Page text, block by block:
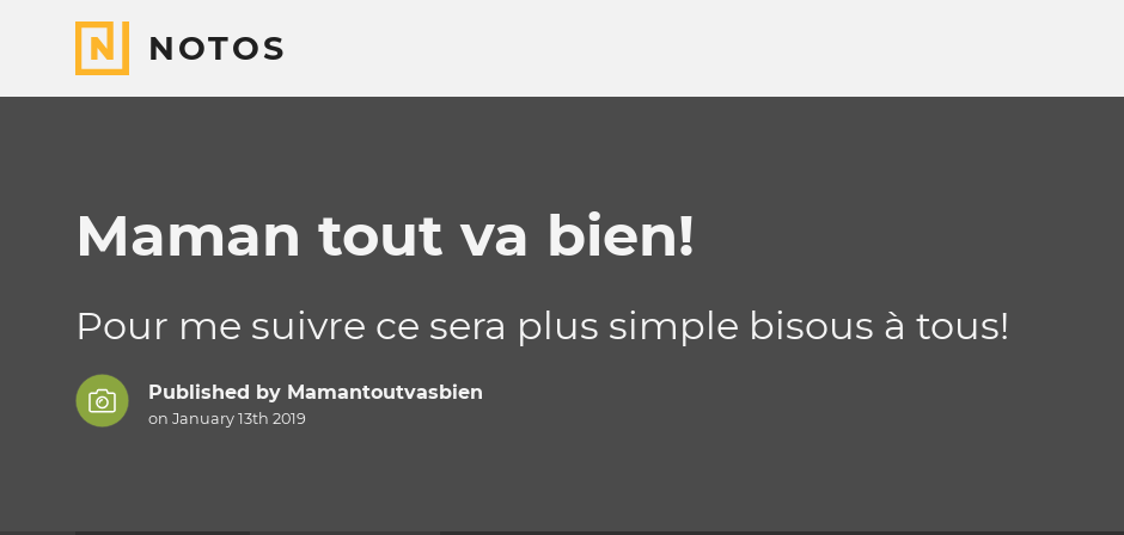
NOTOS
Maman tout va bien!
Pour me suivre ce sera plus simple bisous à tous!
Published by Mamantoutvasbien
on January 13th 2019